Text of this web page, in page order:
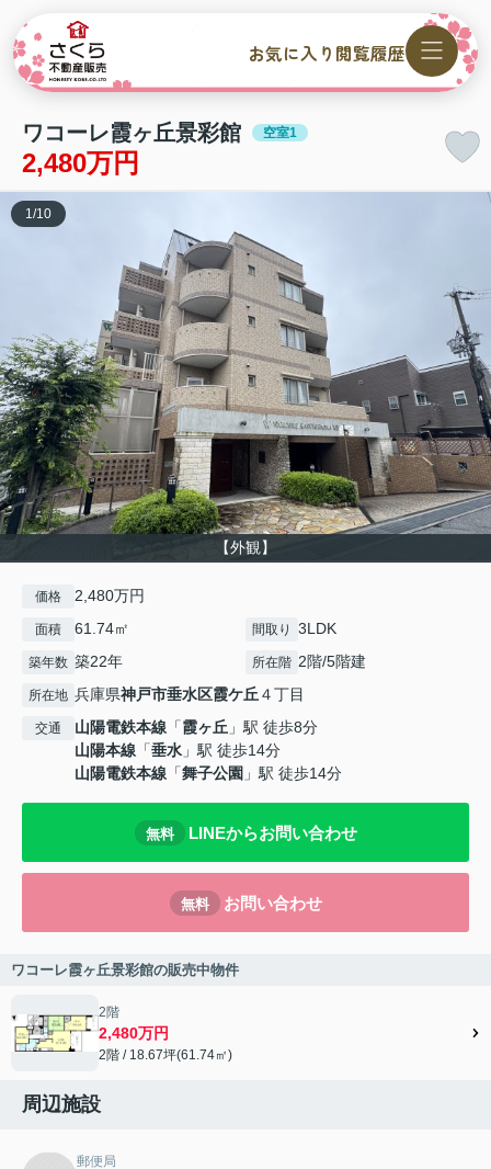
お気に入り 閲覧履歴
ワコーレ霞ヶ丘景彩館 空室1
2,480万円
【外観】
1 /10
価格 2,480万円
面積 61.74㎡ 間取り 3LDK
築年数 築22年 所在階 2階/5階建
所在地 兵庫県神戸市垂水区霞ケ丘 ４丁目
交通 山陽電鉄本線 「霞ヶ丘 」駅 徒歩8分
山陽本線 「垂水 」駅 徒歩14分
山陽電鉄本線 「舞子公園 」駅 徒歩14分
無料 LINEからお問い合わせ
無料 お問い合わせ
ワコーレ霞ヶ丘景彩館の販売中物件
2階
2,480万円
2階 / 18.67坪(61.74㎡)
周辺施設
郵便局